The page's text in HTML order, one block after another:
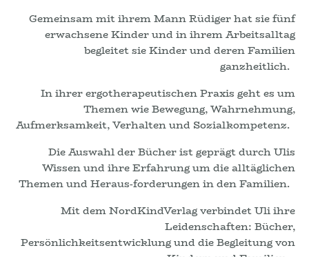
Gemeinsam mit ihrem Mann Rüdiger hat sie fünf
erwachsene Kinder und in ihrem Arbeitsalltag
begleitet sie Kinder und deren Familien
ganzheitlich.
In ihrer ergotherapeutischen Praxis geht es um
Themen wie Bewegung, Wahrnehmung,
Aufmerksamkeit, Verhalten und Sozialkompetenz.
Die Auswahl der Bücher ist geprägt durch Ulis
Wissen und ihre Erfahrung um die alltäglichen
Themen und Heraus-forderungen in den Familien.
Mit dem NordKindVerlag verbindet Uli ihre
Leidenschaften: Bücher,
Persönlichkeitsentwicklung und die Begleitung von